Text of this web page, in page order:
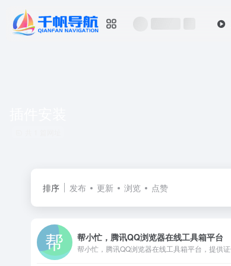
排序 发布 更新 浏览 点赞
帮小忙，腾讯QQ浏览器在线工具箱平台